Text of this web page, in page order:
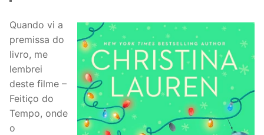
Quando vi a
premissa do
livro, me
lembrei
deste filme –
Feitiço do
Tempo, onde
o